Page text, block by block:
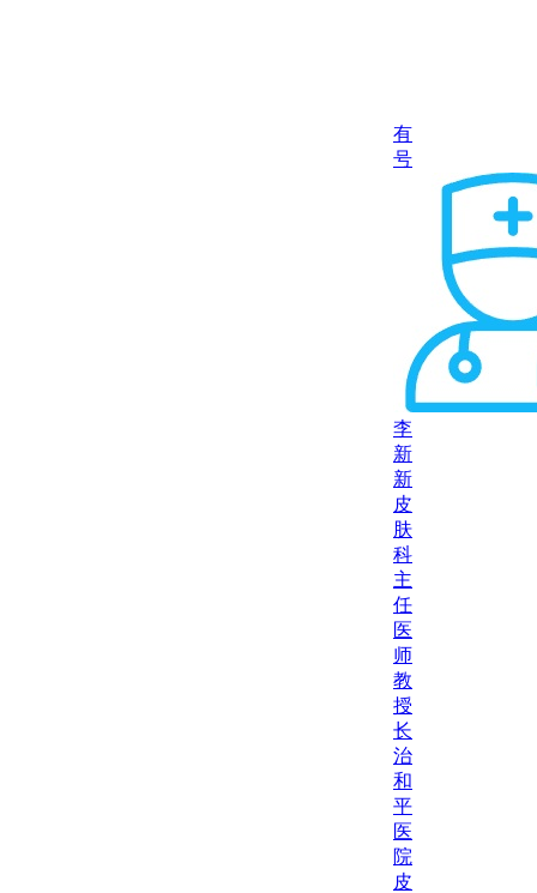
有
号
李
新
新
皮
肤
科
主
任
医
师
教
授
长
治
和
平
医
院
皮